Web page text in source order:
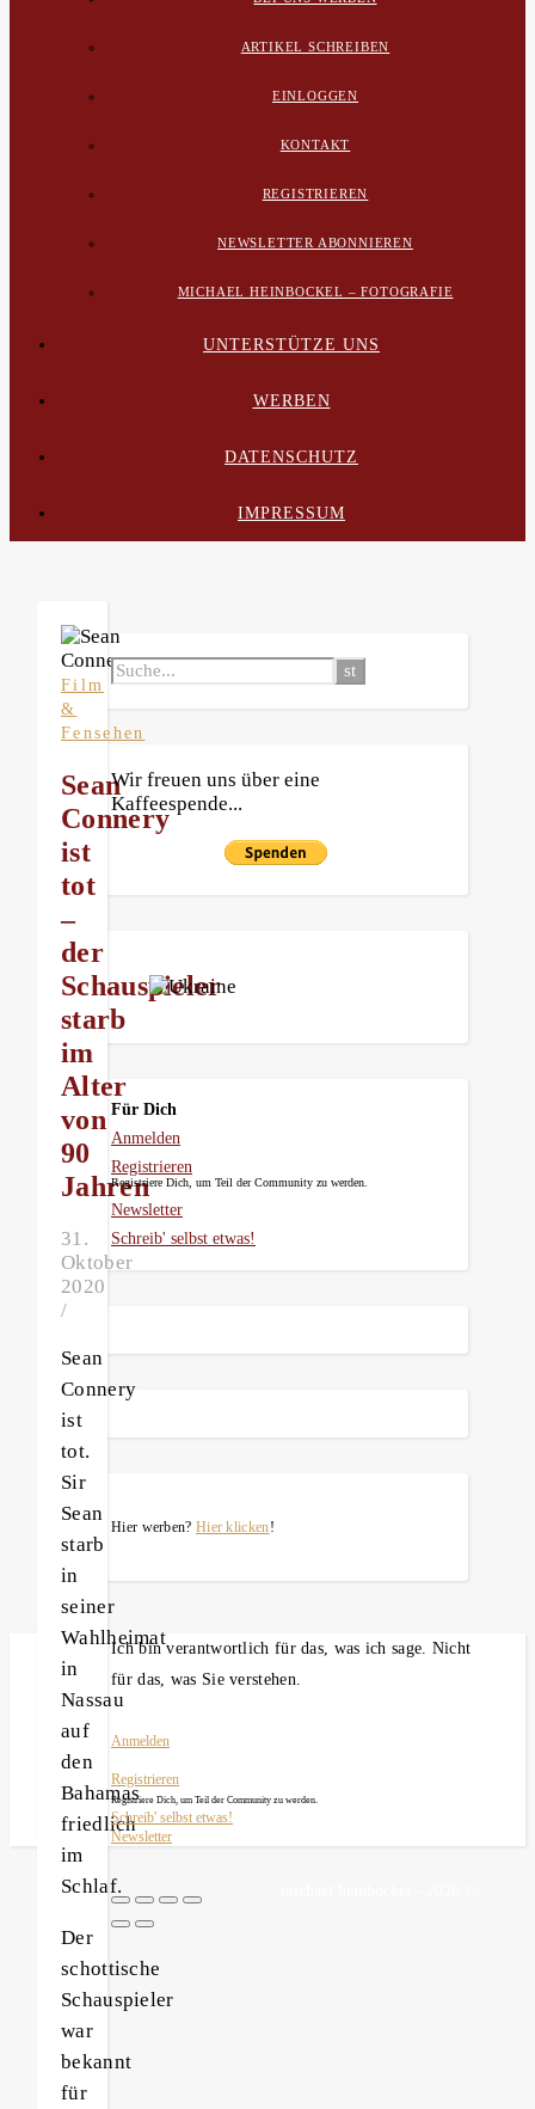
ARTIKEL SCHREIBEN
EINLOGGEN
KONTAKT
REGISTRIEREN
NEWSLETTER ABONNIEREN
MICHAEL HEINBOCKEL – FOTOGRAFIE
UNTERSTÜTZE UNS
WERBEN
DATENSCHUTZ
IMPRESSUM
Film
&
Fensehen
Sean
Connery
ist
tot
–
der
Schauspieler
starb
im
Alter
von
90
Jahren
31.
Oktober
2020
/
Sean
Connery
ist
tot.
Sir
Sean
starb
in
seiner
Wahlheimat
in
Nassau
auf
den
Bahamas
friedlich
im
Schlaf.
Der
schottische
Schauspieler
war
bekannt
für
Wir freuen uns über eine
Kaffeespende...
Für Dich
Anmelden
Registrieren
Registriere Dich, um Teil der Community zu werden.
Newsletter
Schreib' selbst etwas!
Hier werben? Hier klicken!
Ich bin verantwortlich für das, was ich sage. Nicht
für das, was Sie verstehen.
Anmelden
Registrieren
Registriere Dich, um Teil der Community zu werden.
Schreib' selbst etwas!
Newsletter